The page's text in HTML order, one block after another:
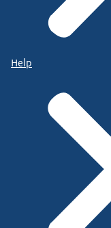
Help